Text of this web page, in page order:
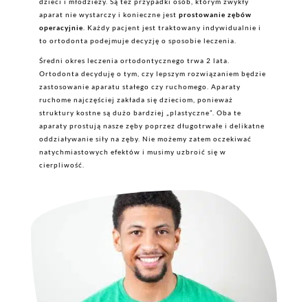
aparat nie wystarczy i konieczne jestprostowanie zębów
operacyjnie
. Każdy pacjent jest traktowany indywidualnie i
to ortodonta podejmuje decyzję o sposobie leczenia.
Średni okres leczenia ortodontycznego trwa 2 lata.
Ortodonta decyduję o tym, czy lepszym rozwiązaniem będzie
zastosowanie aparatu stałego czy ruchomego. Aparaty
ruchome najczęściej zakłada się dzieciom, ponieważ
struktury kostne są dużo bardziej „plastyczne”. Oba te
aparaty prostują nasze zęby poprzez długotrwałe i delikatne
oddziaływanie siły na zęby. Nie możemy zatem oczekiwać
natychmiastowych efektów i musimy uzbroić się w
cierpliwość.